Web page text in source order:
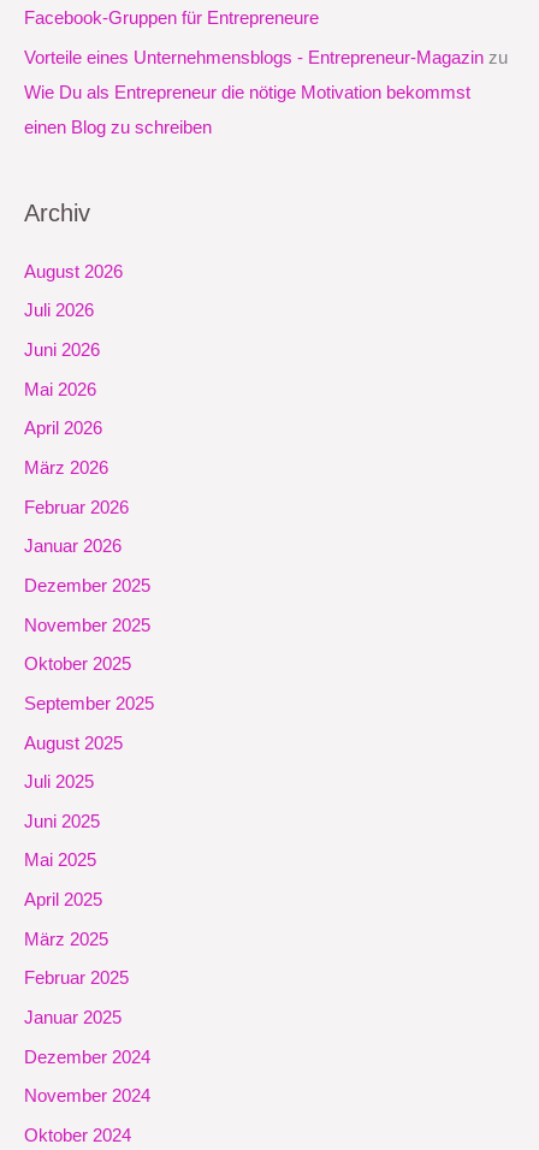
Facebook-Gruppen für Entrepreneure
Vorteile eines Unternehmensblogs - Entrepreneur-Magazin zu
Wie Du als Entrepreneur die nötige Motivation bekommst
einen Blog zu schreiben
Archiv
August 2026
Juli 2026
Juni 2026
Mai 2026
April 2026
März 2026
Februar 2026
Januar 2026
Dezember 2025
November 2025
Oktober 2025
September 2025
August 2025
Juli 2025
Juni 2025
Mai 2025
April 2025
März 2025
Februar 2025
Januar 2025
Dezember 2024
November 2024
Oktober 2024